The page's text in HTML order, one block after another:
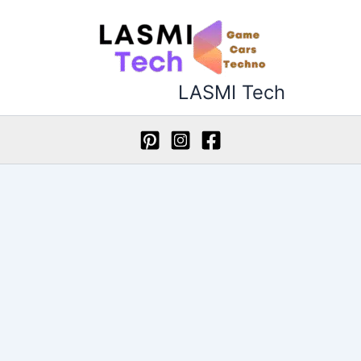
LASMI Tech